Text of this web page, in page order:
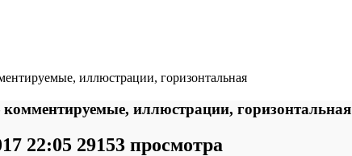
иллюстрации, горизонтальная
иллюстрации, горизонтальная
22:05 29153 просмотра